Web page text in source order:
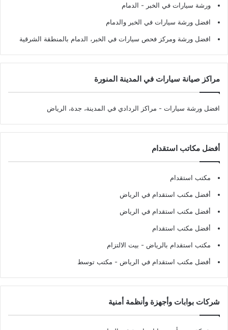
ورشة سيارات في الخبر - الدمام
افضل ورشة سيارات في الخبر والدمام
افضل ورشة ومركز فحص سيارات في الخبر، الدمام بالمنطقة الشرقية
مراكز صيانة سيارات في المدينة المنورة
افضل ورشة سيارات - مراكز الردادي في المدينة، جدة، الرياض
أفضل مكاتب استقدام
مكتب استقدام
أفضل مكتب استقدام في الرياض
أفضل مكتب استقدام في الرياض
أفضل مكتب استقدام
مكتب استقدام بالرياض - بيت الالتزام
أفضل مكتب استقدام في الرياض - مكتب توسط
شركات بوابات وأجهزة وأنظمة أمنية